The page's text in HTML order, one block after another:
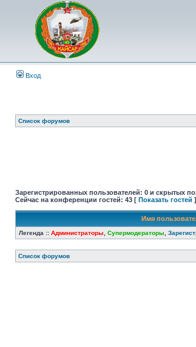
Вход
Список форумов
Зарегистрированных пользователей: 0 и скрытых
Сейчас на конференции гостей: 43 [ Показать гостей ]
Имя
Легенда :: Администраторы Супермодераторы
Список форумов